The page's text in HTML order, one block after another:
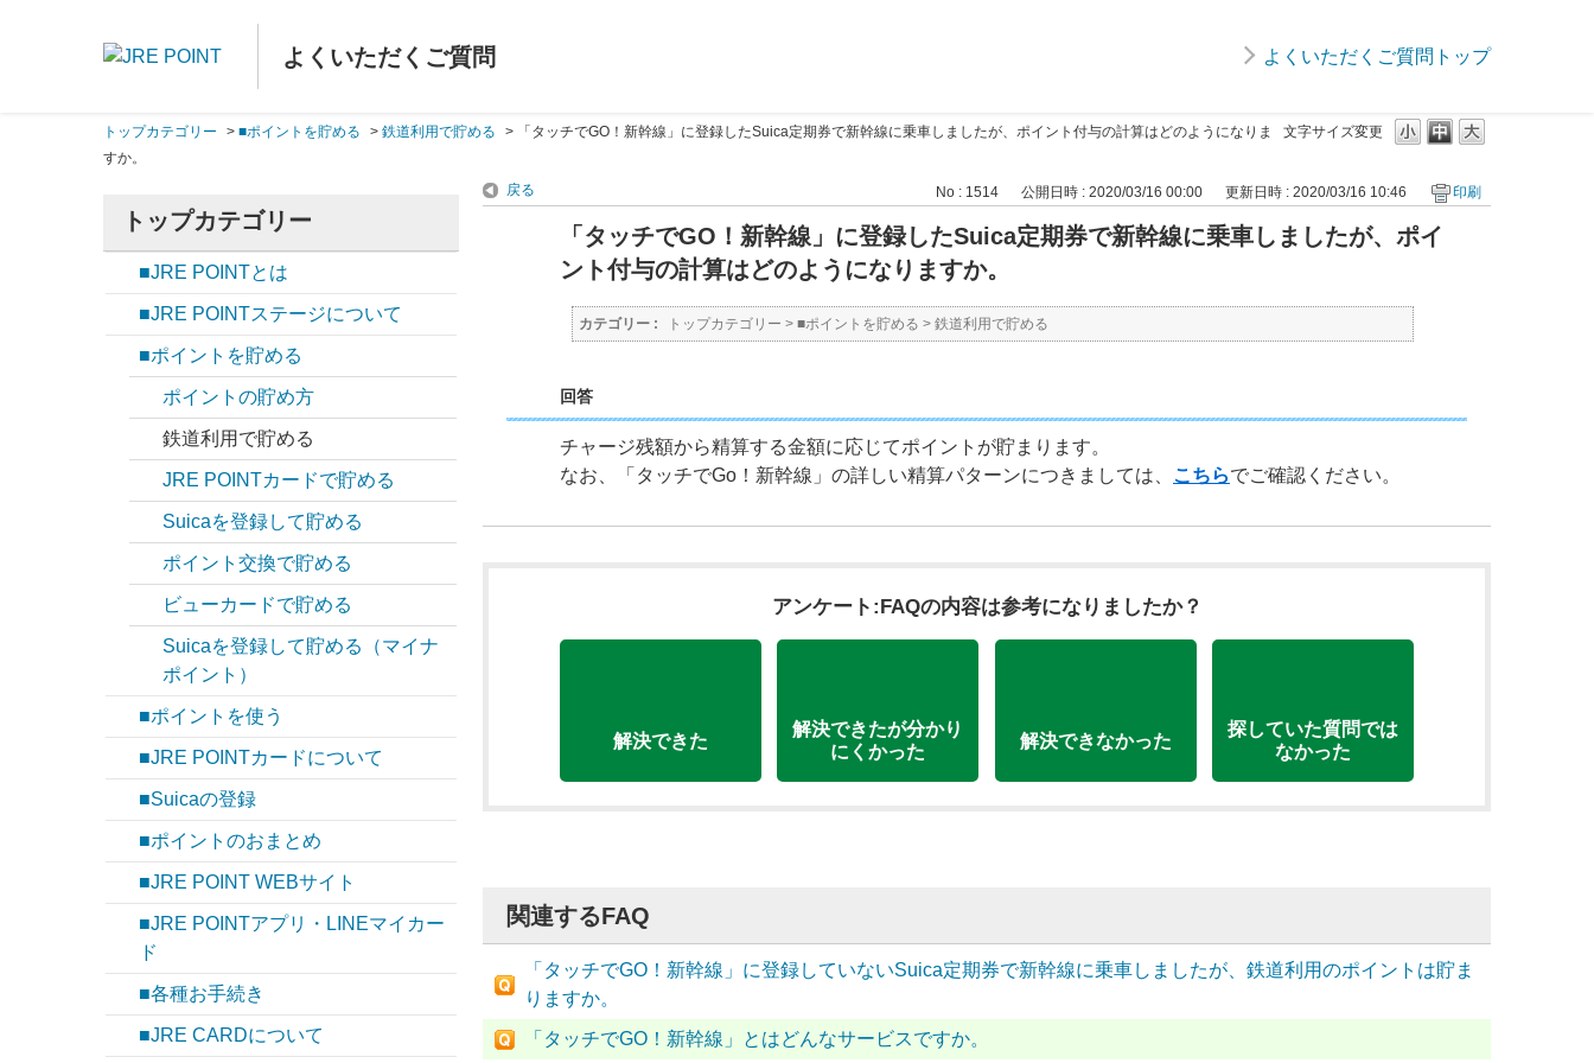
よくいただくご質問 よくいただくご質問トップ
文字サイズ変更
トップカテゴリー > ■ポイントを貯める > 鉄道利用で貯める >
「タッチでGO！新幹線」に登録したSuica定期券で新幹線に乗車しましたが、ポイント付与の計算はどのようになりま
すか。
トップカテゴリー
■JRE POINTとは
■JRE POINTステージについて
■ポイントを貯める
ポイントの貯め方
鉄道利用で貯める
JRE POINTカードで貯める
Suicaを登録して貯める
ポイント交換で貯める
ビューカードで貯める
Suicaを登録して貯める（マイナ
ポイント）
■ポイントを使う
■JRE POINTカードについて
■Suicaの登録
■ポイントのおまとめ
■JRE POINT WEBサイト
■JRE POINTアプリ・LINEマイカー
ド
■各種お手続き
■JRE CARDについて
戻る No : 1514 公開日時 : 2020/03/16 00:00 更新日時 : 2020/03/16 10:46 印刷
「タッチでGO！新幹線」に登録したSuica定期券で新幹線に乗車しましたが、ポイ
ント付与の計算はどのようになりますか。
カテゴリー : トップカテゴリー > ■ポイントを貯める > 鉄道利用で貯める
回答
チャージ残額から精算する金額に応じてポイントが貯まります。
なお、「タッチでGo！新幹線」の詳しい精算パターンにつきましては、 こちらでご確認ください。
アンケート:FAQの内容は参考になりましたか？
解決できた
解決できたが分かり
にくかった
解決できなかった
探していた質問では
なかった
関連するFAQ
「タッチでGO！新幹線」に登録していないSuica定期券で新幹線に乗車しましたが、鉄道利用のポイントは貯ま
りますか。
「タッチでGO！新幹線」とはどんなサービスですか。